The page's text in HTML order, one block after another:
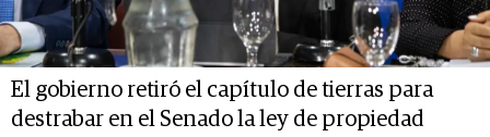
El gobierno retiró el capítulo de tierras para
destrabar en el Senado la ley de propiedad